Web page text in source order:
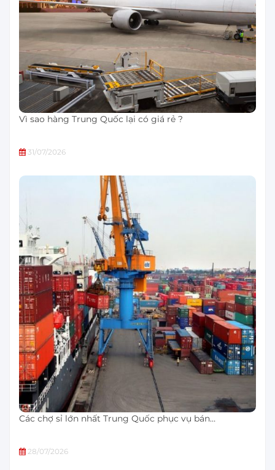
Vì sao hàng Trung Quốc lại có giá rẻ ?
31/07/2026
Các chợ sỉ lớn nhất Trung Quốc phục vụ bán…
28/07/2026